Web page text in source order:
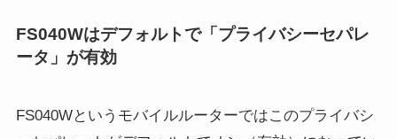
FS040Wはデフォルトで「プライバシーセパレ
ータ」が有効
FS040Wというモバイルルーターではこのプライバシ